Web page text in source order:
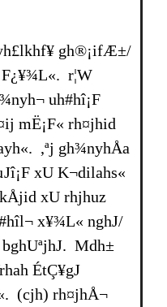
gh®¡ifÆ±/
r¦W
uh#hî¡F
mË¡F« rh¤jhid
,ªj gh¾nyhÅa
xU K¬dilahs«
xU rhjhuz
x¥¾L« nghJ/
bghUªjhJ. Mdh±
ÉtÇ¥gJ
(cjh) rh¤jhÅ¬